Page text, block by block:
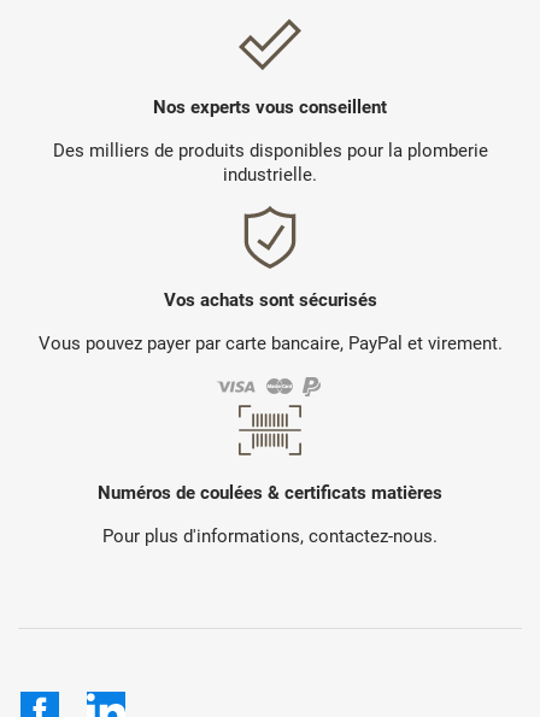
Nos experts vous conseillent
Des milliers de produits disponibles pour la plomberie
industrielle.
Vos achats sont sécurisés
Vous pouvez payer par carte bancaire, PayPal et virement.
Numéros de coulées & certificats matières
Pour plus d'informations, contactez-nous.
Facebook